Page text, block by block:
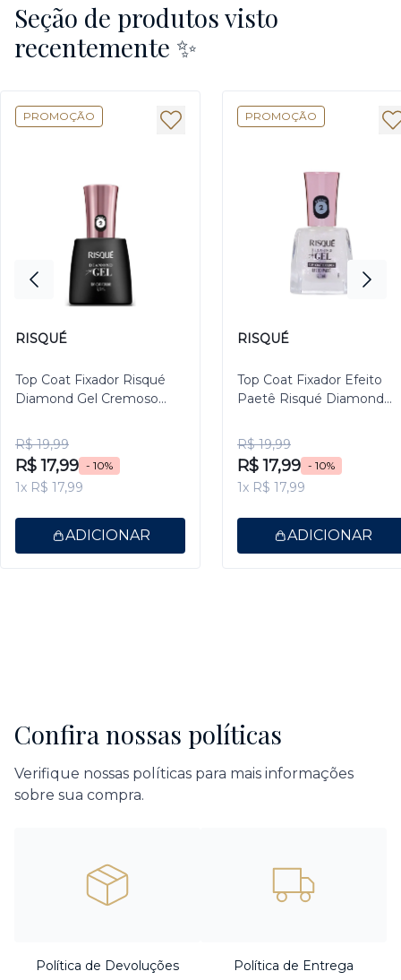
Seção de produtos visto
recentemente ✨
PROMOÇÃO
RISQUÉ
Top Coat Fixador Risqué
Diamond Gel Cremoso
R$ 19,99
R$ 17,99 - 10%
1x R$ 17,99
ADICIONAR
PROMOÇÃO
RISQUÉ
Top Coat Fixador Efeito
Paetê Risqué Diamond
R$ 19,99
R$ 17,99 - 10%
1x R$ 17,99
ADICIONAR
Confira nossas políticas
Verifique nossas políticas para mais informações
sobre sua compra.
Política de Devoluções Política de Entrega